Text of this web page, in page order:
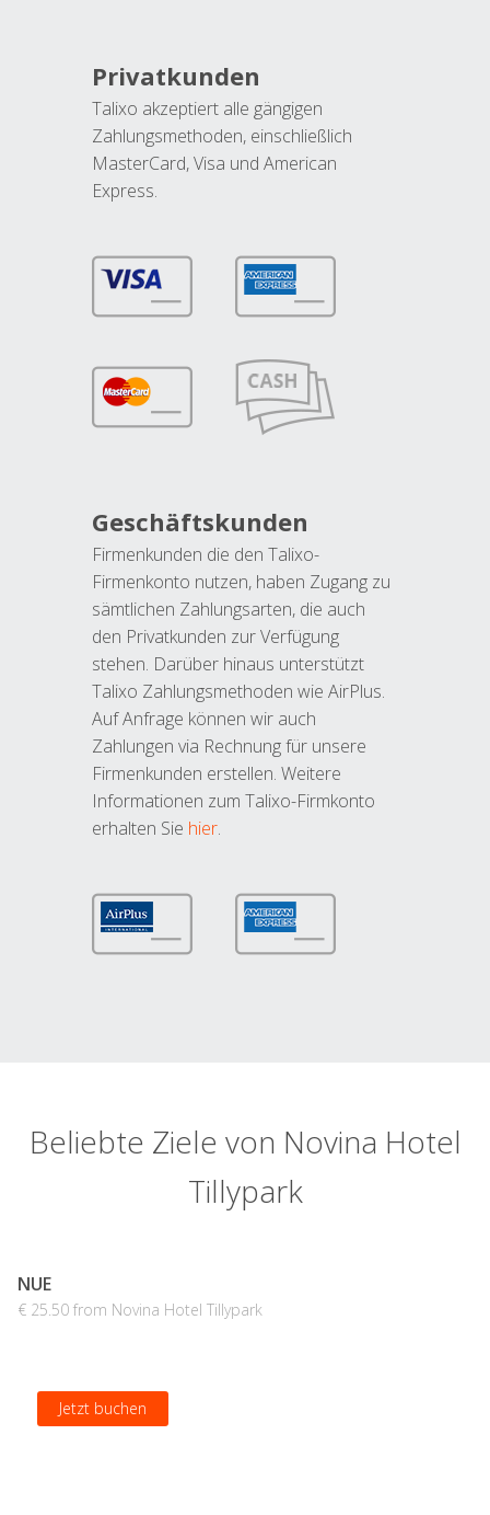
Privatkunden
Talixo akzeptiert alle gängigen
Zahlungsmethoden, einschließlich
MasterCard, Visa und American
Express.
Geschäftskunden
Firmenkunden die den Talixo-
Firmenkonto nutzen, haben Zugang zu
sämtlichen Zahlungsarten, die auch
den Privatkunden zur Verfügung
stehen. Darüber hinaus unterstützt
Talixo Zahlungsmethoden wie AirPlus.
Auf Anfrage können wir auch
Zahlungen via Rechnung für unsere
Firmenkunden erstellen. Weitere
Informationen zum Talixo-Firmkonto
erhalten Sie hier.
Beliebte Ziele von Novina Hotel
Tillypark
NUE
€ 25.50 from Novina Hotel Tillypark
Jetzt buchen